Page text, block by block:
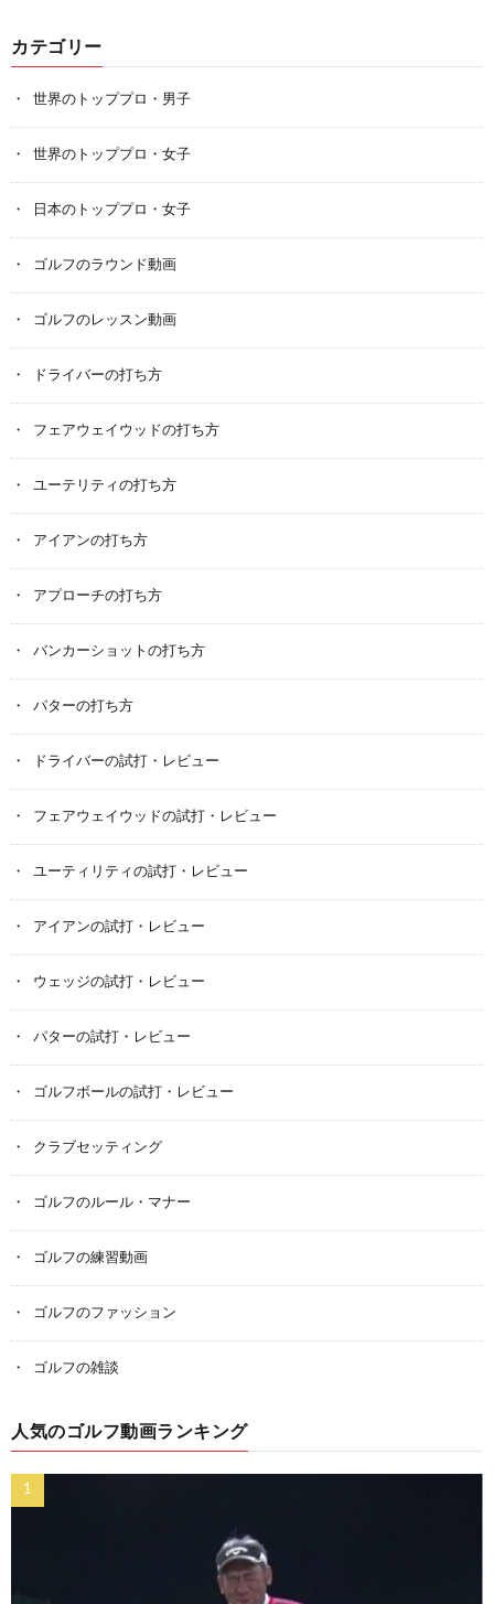
カテゴリー
世界のトッププロ・男子
世界のトッププロ・女子
日本のトッププロ・女子
ゴルフのラウンド動画
ゴルフのレッスン動画
ドライバーの打ち方
フェアウェイウッドの打ち方
ユーテリティの打ち方
アイアンの打ち方
アプローチの打ち方
バンカーショットの打ち方
パターの打ち方
ドライバーの試打・レビュー
フェアウェイウッドの試打・レビュー
ユーティリティの試打・レビュー
アイアンの試打・レビュー
ウェッジの試打・レビュー
パターの試打・レビュー
ゴルフボールの試打・レビュー
クラブセッティング
ゴルフのルール・マナー
ゴルフの練習動画
ゴルフのファッション
ゴルフの雑談
人気のゴルフ動画ランキング